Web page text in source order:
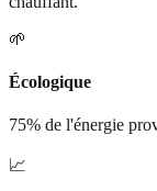
🌱
Écologique
75% de l'énergie
📈